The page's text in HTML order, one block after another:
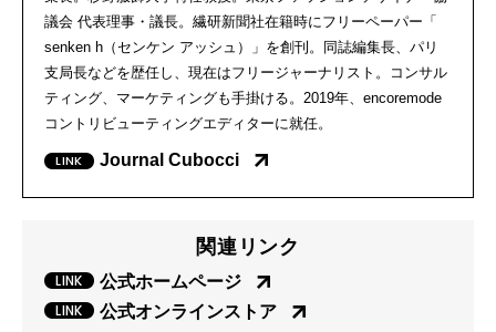
議会 代表理事・議長。繊研新聞社在籍時にフリーペーパー「
senken h（センケン アッシュ）」を創刊。同誌編集長、パリ
支局長などを歴任し、 現在はフリージャーナリスト。コンサル
ティング、 マーケティングも手掛ける。2019年、 encoremode
コントリビューティングエディターに就任。
Journal Cubocci
関連リンク
公式ホームページ
公式オンラインストア